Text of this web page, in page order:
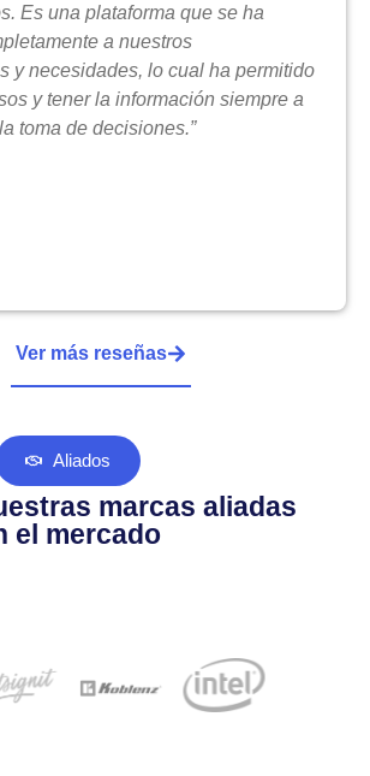
Es una plataforma que se ha
a nuestros
y necesidades, lo cual ha permitido
y tener la información siempre a
toma de decisiones.”
Ver más reseñas
Aliados
marcas aliadas
el mercado